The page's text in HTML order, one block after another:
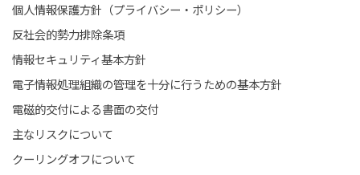
個人情報保護方針（プライバシー・ポリシー）
反社会的勢力排除条項
情報セキュリティ基本方針
電子情報処理組織の管理を十分に行うための基本方針
電磁的交付による書面の交付
主なリスクについて
クーリングオフについて